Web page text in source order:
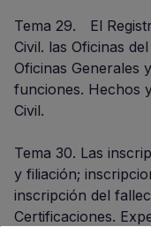
Tema 29. El
Civil. las Oficinas
Oficinas Generales
funciones. Hechos
Civil.
Tema 30. Las
y filiación;
inscripción del
Certificaciones.